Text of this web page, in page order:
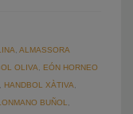
ALMASSORA
OLIVA
EÓN HORNEO
HANDBOL XÀTIVA
BUÑOL